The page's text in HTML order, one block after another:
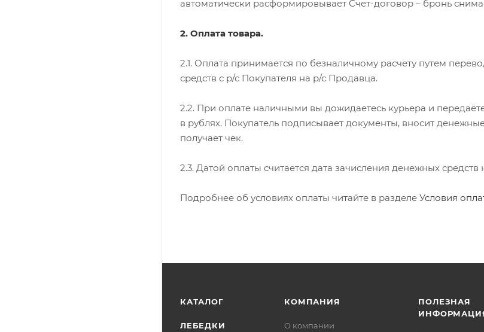
автоматически расформировывает Счет-договор – бронь
2. Оплата товара.
2.1. Оплата принимается по безналичному расчету путем
средств с р/с Покупателя на р/с Продавца.
2.2. При оплате наличными вы дожидаетесь курьера и
в рублях. Покупатель подписывает документы, вносит
получает чек.
2.3. Датой оплаты считается дата зачисления денежных
Подробнее об условиях оплаты читайте в разделе Условия
КАТАЛОГ
ЛЕБЕДКИ
КОМПАНИЯ
О компании
ПОЛЕЗНАЯ